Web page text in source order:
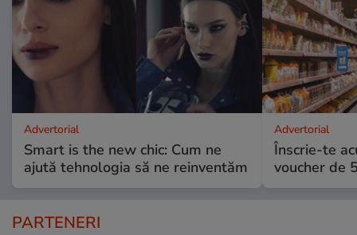
Advertorial
Smart is the new chic: Cum ne
ajută tehnologia să ne reinventăm
Advertorial
Înscrie-te
voucher de
PARTENERI